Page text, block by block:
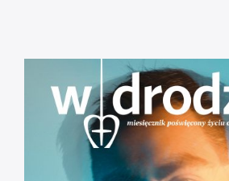
marca 2010 w Krakowie.